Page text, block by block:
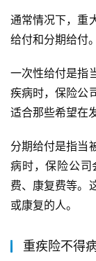
通常情况下，重
给付和分期给付。
一次性给付是指
疾病时，保险公
适合那些希望在
分期给付是指当
病时，保险公司
费、康复费等。
或康复的人。
重疾险不得